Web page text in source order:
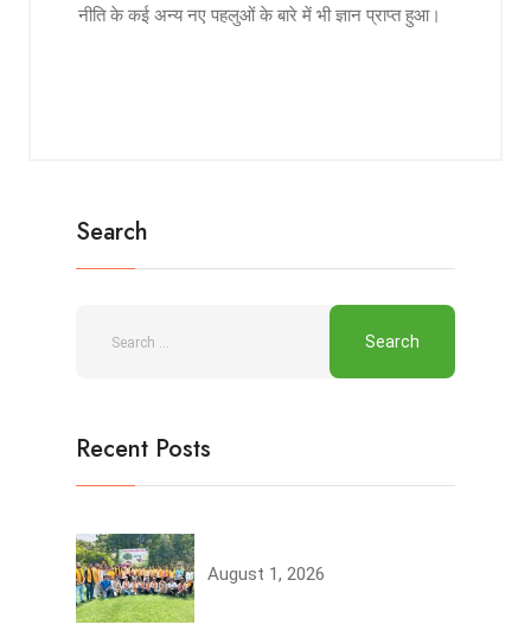
नीति के कई अन्य नए पहलुओं के बारे में भी ज्ञान प्राप्त हुआ।
Search
Recent Posts
August 1, 2026